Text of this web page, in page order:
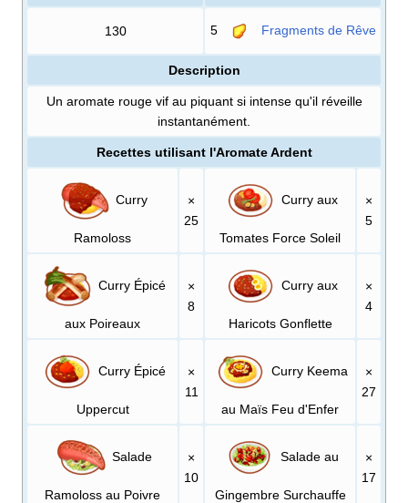
130 5 Fragments de Rêve
Description
Un aromate rouge vif au piquant si intense qu'il réveille
instantanément.
Recettes utilisant l'Aromate Ardent
Curry
Ramoloss
×
25
Curry aux
Tomates Force Soleil
×
5
Curry Épicé
aux Poireaux
×
8
Curry aux
Haricots Gonflette
×
4
Curry Épicé
Uppercut
×
11
Curry Keema
au Maïs Feu d'Enfer
×
27
Salade
Ramoloss au Poivre
×
10
Salade au
Gingembre Surchauffe
×
17